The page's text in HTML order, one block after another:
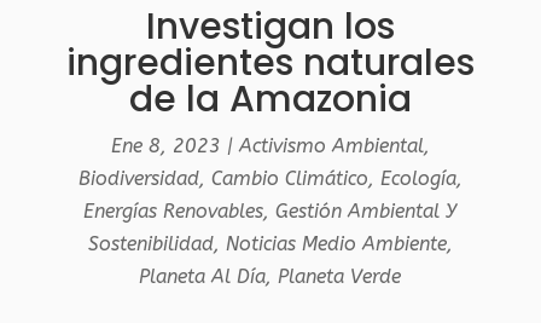
Investigan los
ingredientes naturales
de la Amazonia
Ene 8, 2023 |Activismo Ambiental,
Biodiversidad, Cambio Climático, Ecología,
Energías Renovables,Gestión Ambiental Y
Sostenibilidad, Noticias Medio Ambiente,
Planeta Al Día,Planeta Verde